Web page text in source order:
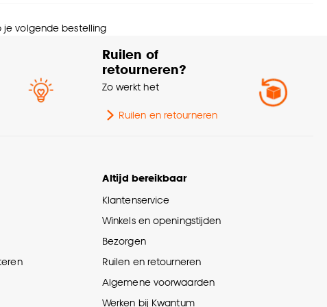
Hoogte 47 CM
2.3 Kg
40-49cm
Diameter (filter) 15-19cm
Modern
je volgende bestelling
Ruilen of
retourneren?
Zo werkt het
Ruilen en retourneren
Altijd bereikbaar
Klantenservice
Winkels en openingstijden
Bezorgen
Ruilen en retourneren
Algemene voorwaarden
Werken bij Kwantum